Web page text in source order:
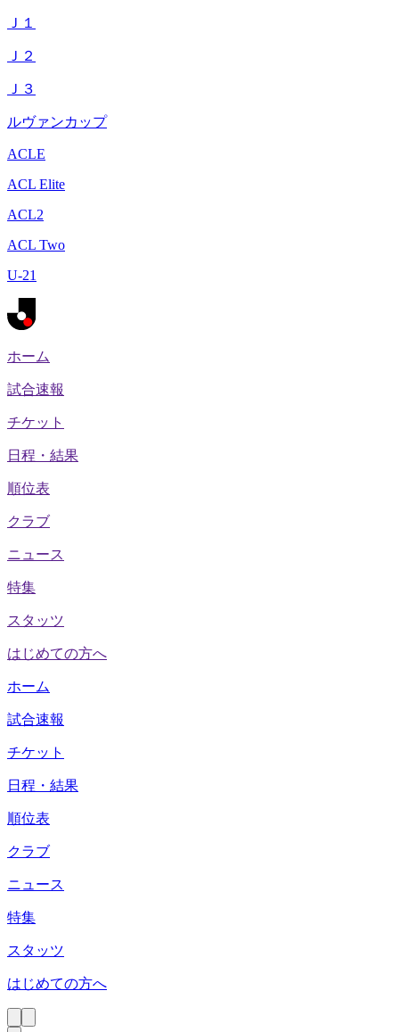
Ｊ１
Ｊ２
Ｊ３
ルヴァンカップ
ACLE
ACL Elite
ACL2
ACL Two
U-21
ホーム
試合速報
チケット
日程・結果
順位表
クラブ
ニュース
特集
スタッツ
はじめての方へ
ホーム
試合速報
チケット
日程・結果
順位表
クラブ
ニュース
特集
スタッツ
はじめての方へ